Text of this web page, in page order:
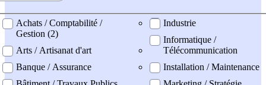
professionel
Achats / Comptabilité /
Gestion (2)
Arts / Artisanat d'art
Banque / Assurance
Industrie
Informatique /
Télécommunication
Installation / Maintenance